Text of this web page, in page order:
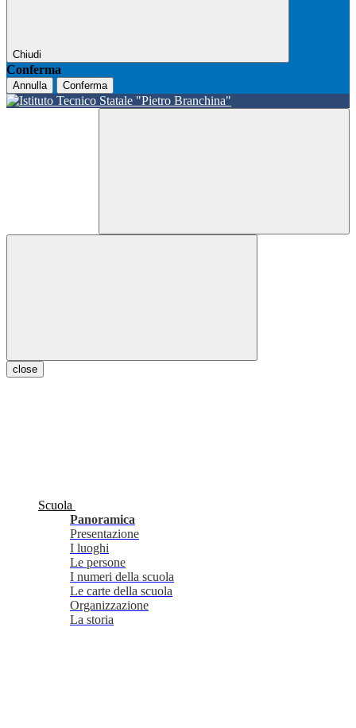
Chiudi
Conferma
Annulla Conferma
close
Scuola
Panoramica
Presentazione
I luoghi
Le persone
I numeri della scuola
Le carte della scuola
Organizzazione
La storia